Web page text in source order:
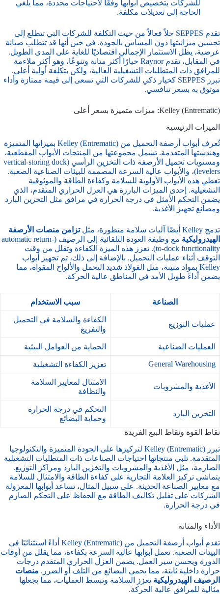
للشركات بتخصيص أبوابها وفقًا لاحتياجات محددة، مما يلغي
الحاجة إلى تعديلات مكلفة.
تقدم SEPPES حلاً فعالاً من حيث التكلفة للشركات التي تتطلع إلى
تحسين ميزانيتها دون المساس بالجودة. في حين أنها قد تتطلب صيانة
عرضية، يظل الاستثمار الإجمالي اقتصاديًا للغاية على المدى الطويل.
في المقابل، تقدم Raynor خيارًا أكثر متانة وتنوعًا، وهو أكثر ملاءمة
للمرافق ذات المتطلبات التشغيلية العالية، ولكن بتكلفة أولية أعلى.
تبرز SEPPES كخيار ذكي للشركات التي تسعى إلى قيمة ممتازة وأداء
موثوق به بسعر تنافسي.
Kelley (Entrematic): ميزات متميزة بسعر أعلى
الميزات الرئيسية
تُعرف أبواب أرصفة التحميل من Kelley (Entrematic) بميزاتها المتميزة
وهندستها المتقدمة. تشمل مجموعتها من المنتجات الأبواب المقطعية،
ومستويات تحميل الأرصفة ذات التخزين الرأسي (vertical-storing dock
levelers)، والأبواب عالية السرعة المصممة للبيئات الصناعية الصعبة.
تعطي هذه الأبواب الأولوية للسلامة وكفاءة الطاقة والموثوقية
التشغيلية. إحدى الميزات البارزة هي العزل الحراري المتقدم، الذي
يضمن التحكم الأمثل في درجة الحرارة في مرافق مثل التخزين البارد
ومصانع تجهيز الأغذية.
تدمج Kelley أيضًا آليات سلامة متطورة، مثل
تزامن منصات الأرصفة
الهيدروليكية
مع وظيفة العودة التلقائية إلى الرصيف (automatic return-
to-dock functionality). تعزز هذه الميزة الكفاءة وتقلل من وقت
التوقف أثناء عمليات التحميل. بالإضافة إلى ذلك، تم تجهيز أبواب
Kelley بمواد متينة، مثل الفولاذ شديد التحمل والألواح المقواة، مما
يضمن أداءً طويل الأمد في المناطق عالية الحركة.
الصناعة سبب الاستخدام
عمليات التوزيع
الكفاءة والسلامة في التحميل
والتفريغ
العمليات الصناعية الحماية من العوامل البيئية
General Warehousing تعزيز الكفاءة التشغيلية
الأغذية والمشروبات
الامتثال لمعايير السلامة
والنظافة
التخزين البارد
التحكم في درجة الحرارة
وحماية البضائع
نقاط القوة ونقاط البيع الفريدة
تبرز Kelley (Entrematic) لتركيزها على الجودة المتميزة والتكنولوجيا
المتقدمة. تلبي منتجاتها احتياجات الصناعات ذات المتطلبات التشغيلية
الصارمة، مثل الأغذية والمشروبات والتخزين البارد ومراكز التوزيع.
يتماشى تركيز العلامة التجارية على كفاءة الطاقة والامتثال للسلامة
مع معايير الصناعة الحديثة. على سبيل المثال، تساعد أبوابها المعزولة
الشركات على تقليل تكاليف الطاقة مع الحفاظ على التحكم الصارم
في درجة الحرارة.
الأداء والمتانة
تقدم أبواب أرصفة التحميل من Kelley (Entrematic) أداءً استثنائيًا في
البيئات الصعبة. تعمل أبوابها عالية السرعة بكفاءة، مما يقلل من أوقات
الدورة ويحسن سير العمل. يضمن العزل الحراري المتقدم درجات
حرارة داخلية ثابتة، مما يحمي البضائع من التلف أو الضرر. منصات
الرصيف الهيدروليكية تعزز السلامة وتبسط العمليات، مما يجعلها
مثالية للمرافق عالية الحركة.